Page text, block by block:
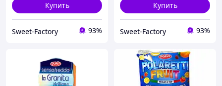
Купить
Sweet-Factory 93%
Купить
Sweet-Factory 93%